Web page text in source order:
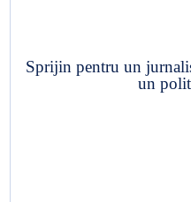
Sprijin pentru un
un